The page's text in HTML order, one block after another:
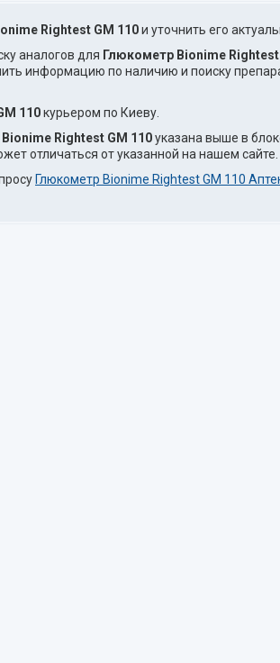
Rightest GM 110и уточнить его
аналогов для Глюкометр Bionime Rightest
информацию по наличию и поиску
110курьером по Киеву.
Rightest GM 110указана выше в
отличаться от указанной на нашем сайте.
Глюкометр Bionime Rightest GM 110